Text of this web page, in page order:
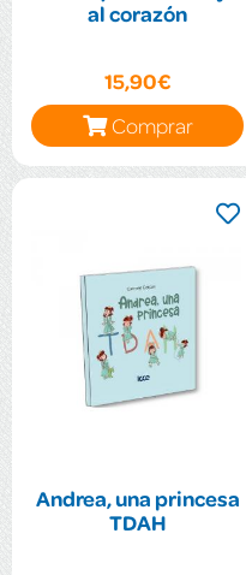
al corazón
15,90€
Comprar
Andrea, una princesa
TDAH